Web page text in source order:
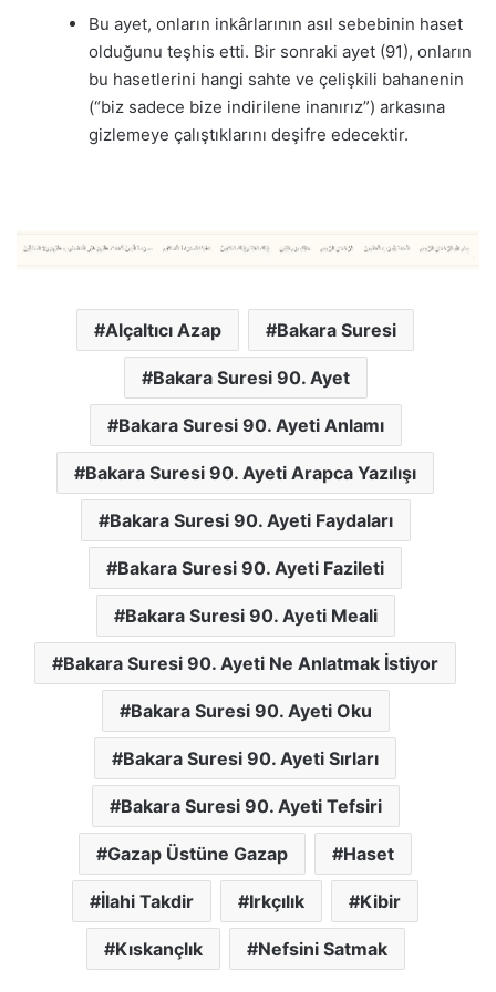
Bu ayet, onların inkârlarının asıl sebebinin haset
olduğunu teşhis etti. Bir sonraki ayet (91), onların
bu hasetlerini hangi sahte ve çelişkili bahanenin
(“biz sadece bize indirilene inanırız”) arkasına
gizlemeye çalıştıklarını deşifre edecektir.
Alçaltıcı Azap Bakara Suresi
Bakara Suresi 90. Ayet
Bakara Suresi 90. Ayeti Anlamı
Bakara Suresi 90. Ayeti Arapca Yazılışı
Bakara Suresi 90. Ayeti Faydaları
Bakara Suresi 90. Ayeti Fazileti
Bakara Suresi 90. Ayeti Meali
Bakara Suresi 90. Ayeti Ne Anlatmak İstiyor
Bakara Suresi 90. Ayeti Oku
Bakara Suresi 90. Ayeti Sırları
Bakara Suresi 90. Ayeti Tefsiri
Gazap Üstüne Gazap Haset
İlahi Takdir Irkçılık Kibir
Kıskançlık Nefsini Satmak